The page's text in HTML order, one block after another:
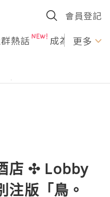
會員登記
熱話 成為U更多
店 ✣ Lobby
版「鳥。